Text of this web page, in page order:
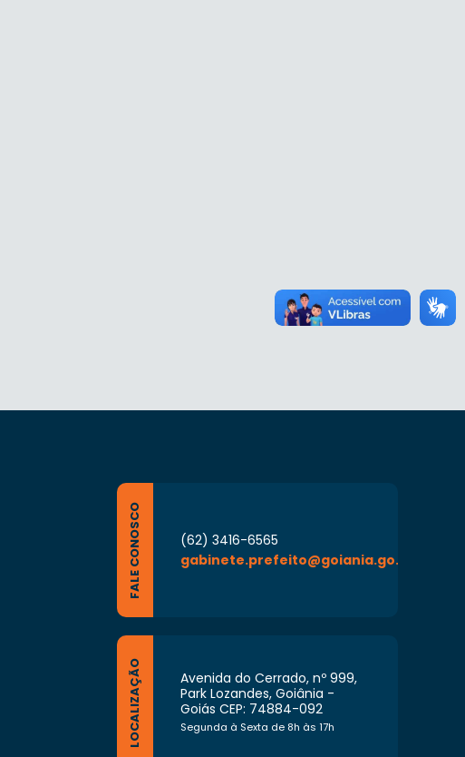
FALE CONOSCO
(62) 3416-6565
gabinete.prefeito@goiania.go.gov.br
LOCALIZAÇÃO
Avenida do Cerrado, nº 999,
Park Lozandes, Goiânia -
Goiás CEP: 74884-092
Segunda à Sexta de 8h às 17h